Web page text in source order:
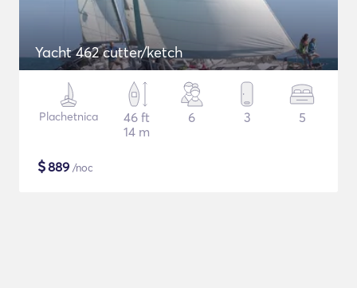
Yacht 462 cutter/ketch
Plachetnica
46 ft
14 m
6 3 5
$889 /noc